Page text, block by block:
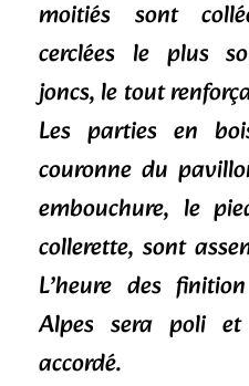
moitiés sont
cerclées le plus
joncs, le tout
Les parties en
couronne du
embouchure, le
collerette, sont
L’heure des
Alpes sera poli
accordé.